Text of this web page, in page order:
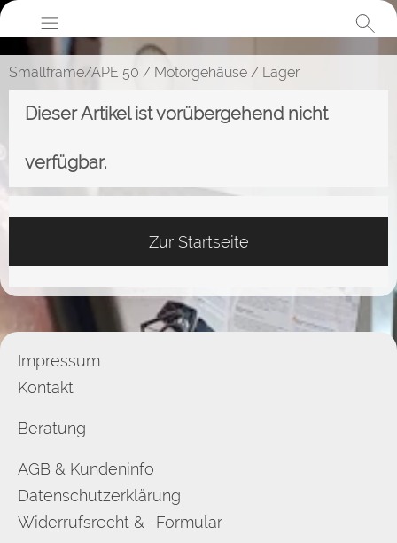
Smallframe/APE 50 / Motorgehäuse / Lager
Dieser Artikel ist vorübergehend nicht
verfügbar.
Zur Startseite
Impressum
Kontakt
Beratung
AGB & Kundeninfo
Datenschutzerklärung
Widerrufsrecht & -Formular